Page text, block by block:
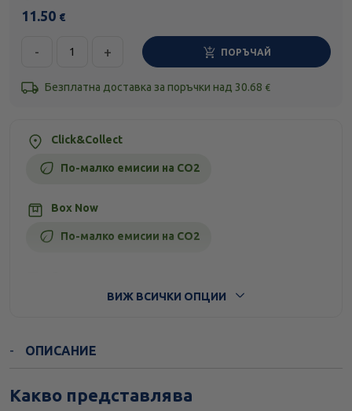
11.50 €
- + ПОРЪЧАЙ
Безплатна доставка за поръчки над 30.68 €
Click&Collect
По-малко емисии на CO2
Box Now
По-малко емисии на CO2
ВИЖ ВСИЧКИ ОПЦИИ
ОПИСАНИЕ
Какво представлява